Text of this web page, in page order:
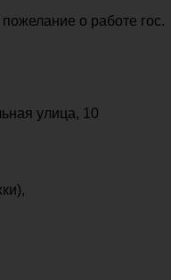
о работе гос.
улица, 10